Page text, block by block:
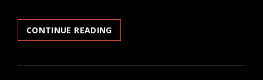
CONTINUE READINGÜBRIGENS…..ICH
MACH
NICHT